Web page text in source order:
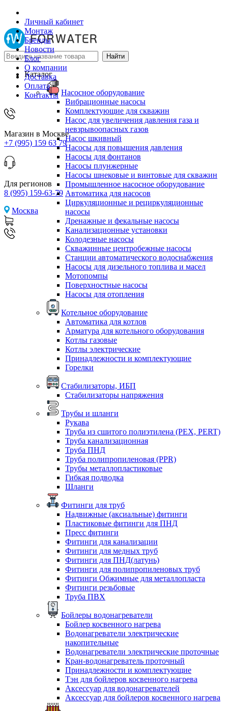
Личный кабинет
Монтаж
Бренды
Новости
Блог
О компании
Доставка
Оплата
Контакты
Магазин в Москве
+7 (995) 159 63 79
Для регионов
8 (995) 159-63-79
Москва
Каталог
Насосное оборудование
Вибрационные насосы
Комплектующие для скважин
Насос для увеличения давления газа и
невзрывоопасных газов
Насос шкивный
Насосы для повышения давления
Насосы для фонтанов
Насосы плунжерные
Насосы шнековые и винтовые для скважин
Промышленное насосное оборудование
Автоматика для насосов
Циркуляционные и рециркуляционные
насосы
Дренажные и фекальные насосы
Канализационные установки
Колодезные насосы
Скважинные центробежные насосы
Станции автоматического водоснабжения
Насосы для дизельного топлива и масел
Мотопомпы
Поверхностные насосы
Насосы для отопления
Котельное оборудование
Автоматика для котлов
Арматура для котельного оборудования
Котлы газовые
Котлы электрические
Принадлежности и комплектующие
Горелки
Стабилизаторы, ИБП
Стабилизаторы напряжения
Трубы и шланги
Рукава
Труба из сшитого полиэтилена (PEX, PERT)
Труба канализационная
Труба ПНД
Труба полипропиленовая (PPR)
Трубы металлопластиковые
Гибкая подводка
Шланги
Фитинги для труб
Надвижные (аксиальные) фитинги
Пластиковые фитинги для ПНД
Пресс фитинги
Фитинги для канализации
Фитинги для медных труб
Фитинги для ПНД(латунь)
Фитинги для полипропиленовых труб
Фитинги Обжимные для металлопласта
Фитинги резьбовые
Труба ПВХ
Бойлеры водонагреватели
Бойлер косвенного нагрева
Водонагреватели электрические
накопительные
Водонагреватели электрические проточные
Кран-водонагреватель проточный
Принадлежности и комплектующие
Тэн для бойлеров косвенного нагрева
Аксессуар для водонагревателей
Аксессуар для бойлеров косвенного нагрева